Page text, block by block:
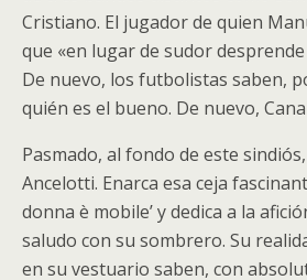
Cristiano. El jugador de quien
que «en lugar de sudor desprende
De nuevo, los futbolistas saben,
quién es el bueno. De nuevo,
Pasmado, al fondo de este
Ancelotti. Enarca esa ceja
donna è mobile’ y dedica a la
saludo con su sombrero. Su
en su vestuario saben, con